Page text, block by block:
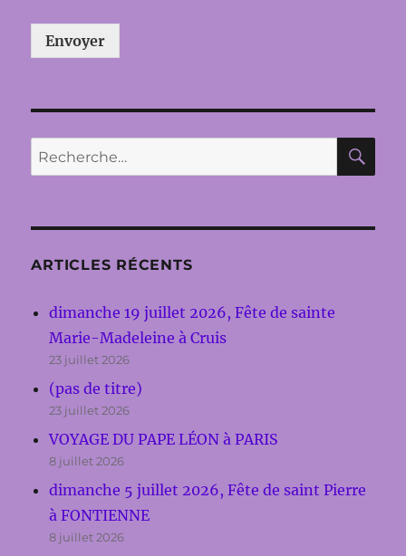
Envoyer
Recherche
pour :
ARTICLES RÉCENTS
dimanche 19 juillet 2026, Fête de sainte
Marie-Madeleine à Cruis
23 juillet 2026
(pas de titre)
23 juillet 2026
VOYAGE DU PAPE LÉON à PARIS
8 juillet 2026
dimanche 5 juillet 2026, Fête de saint Pierre
à FONTIENNE
8 juillet 2026